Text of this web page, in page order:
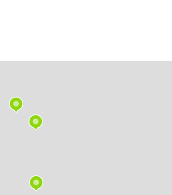
des problèmes complexes en étapes
(if, else) et les boucles (for,
tri (Tri par insertion, Tri à bulles) et de
présenté de manière intuitive, accompagné
quotidienne.